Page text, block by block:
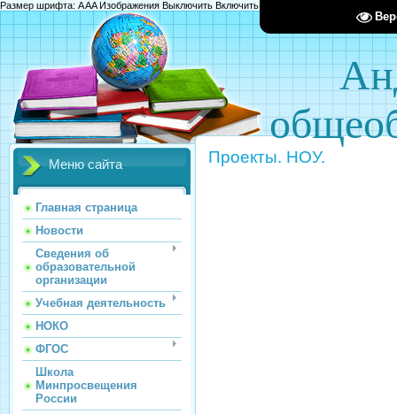
Размер шрифта: AAAИзображения Выключить Включить
Меню сайта
Главная страница
Новости
Сведения об
образовательной
организации
Учебная деятельность
НОКО
ФГОС
Школа
Минпросвещения
России
Проекты. НОУ.